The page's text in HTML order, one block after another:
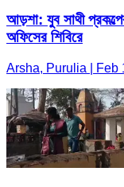
আড়শা: যুব সাথী
অফিসের শিবিরে
Arsha, Purulia | Feb